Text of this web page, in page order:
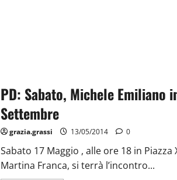
PD: Sabato, Michele Emiliano
Settembre
grazia.grassi 13/05/2014 0
Sabato 17 Maggio , alle ore 18 in Piazza
Martina Franca, si terrà l’incontro...